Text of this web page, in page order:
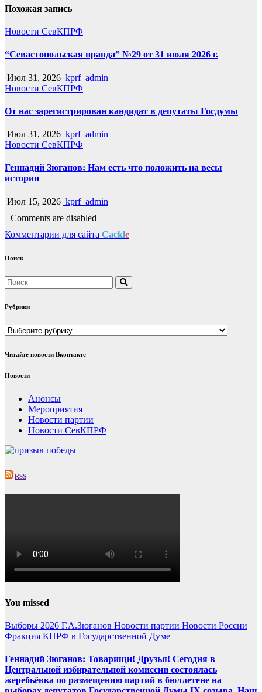
Похожая запись
Новости СевКПРФ
“Севастопольская правда” №29 от 31 июля 2026 г.
Июл 31, 2026 kprf_admin
Новости СевКПРФ
От нас зарегистрирован кандидат в депутаты Госдумы
Июл 31, 2026 kprf_admin
Новости СевКПРФ
Геннадий Зюганов: Нам есть что положить на весы
истории
Июл 15, 2026 kprf_admin
Comments are disabled
Комментарии для сайта Cackle
Поиск
Рубрики
Рубрики
Читайте новости Вконтакте
Новости
Анонсы
Мероприятия
Новости партии
Новости СевКПРФ
RSS
You missed
Выборы 2026 Г.А.Зюганов Новости партии Новости России
Фракция КПРФ в Государственной Думе
Геннадий Зюганов: Товарищи! Друзья! Сегодня в
Центральной избирательной комиссии состоялась
жеребьёвка по размещению партий в бюллетене на